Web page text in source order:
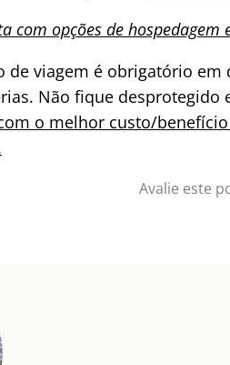
com opções de hospedagem
de viagem é obrigatório em
Não fique desprotegido
o melhor custo/
Avalie este